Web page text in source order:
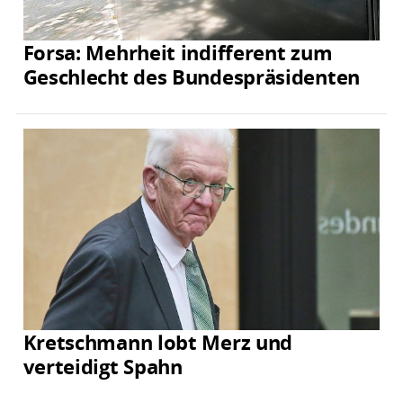
Forsa: Mehrheit indifferent zum
Geschlecht des Bundespräsidenten
Kretschmann lobt Merz und
verteidigt Spahn